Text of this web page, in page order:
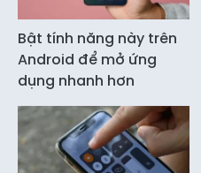
Bật tính năng này trên
Android để mở ứng
dụng nhanh hơn